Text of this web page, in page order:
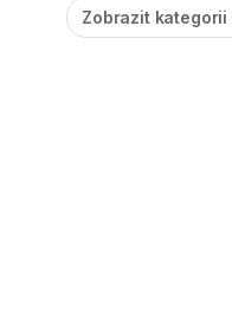
Zobrazit kategorii